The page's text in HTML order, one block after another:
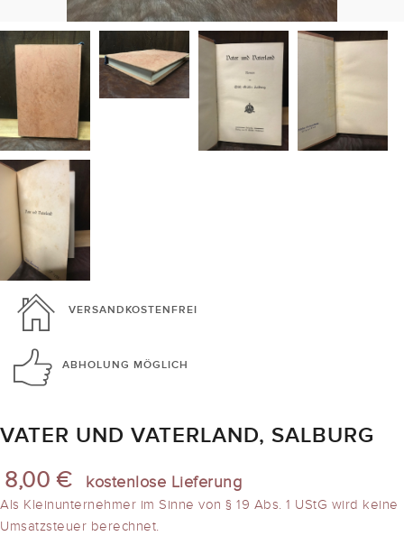
VERSANDKOSTENFREI
ABHOLUNG MÖGLICH
VATER UND VATERLAND, SALBURG
8,00 € kostenlose Lieferung
Als Kleinunternehmer im Sinne von § 19 Abs. 1 UStG wird keine
Umsatzsteuer berechnet.